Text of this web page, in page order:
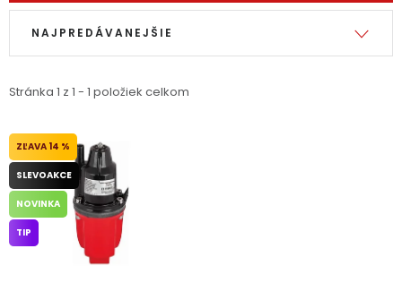
Kontakty
Reklamačný formulár
Obchodné podmienky
Podmienky ochrany osobných údajov
Výpis produktov
Stránka 1 z 1 - 1 položiek celkom
Radenie produktov
NAJPREDÁVANEJŠIE
14 %
SLEVOAKCE
NOVINKA
TIP